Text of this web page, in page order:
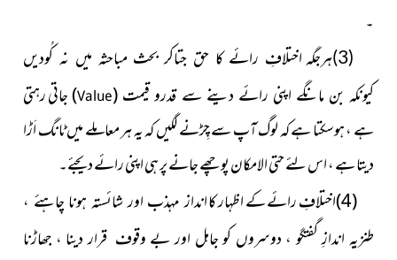
۔
(3)ہرجگہ اختلافِ رائے کا حق جتاکر بحث مباحثہ میں نہ کُودیں
کیونکہ بن مانگے اپنی رائے دینے سے قدرو قیمت (
Value
)جاتی رہتی
ہے ، ہوسکتا ہے کہ لوگ آپ سے چِڑنے لگیں کہ یہ ہر معاملے میں ٹانگ اَڑا
دیتا ہے ، اس لئے حتی الامکان پوچھے جانے پر ہی اپنی رائے دیجئے۔
(4)اختلافِ رائے کے اظہار کا
انداز مہذب اور شائستہ ہونا چاہئے ،
طنزیہ اندازِ گفتگو ، دوسروں کو جاہل اور بے وقوف قرار دینا ، جھاڑنا